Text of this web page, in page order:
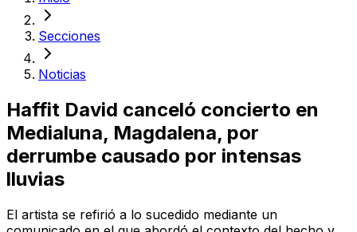
Secciones
Noticias
Haffit David canceló concierto en
Medialuna, Magdalena, por
derrumbe causado por intensas
lluvias
El artista se refirió a lo sucedido mediante un